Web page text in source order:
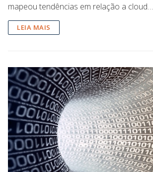
mapeou tendências em relação a cloud…
LEIA MAIS